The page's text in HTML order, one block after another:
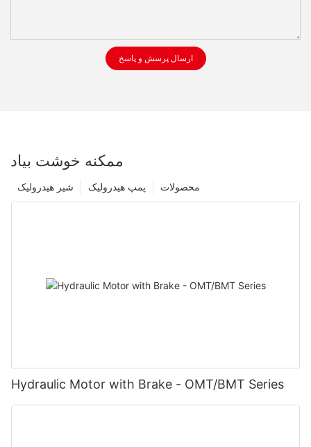
ارسال پرسش و پاسخ
ممکنه خوشت بیاد
محصولات پمپ هیدرولیک شیر هیدرولیک
Hydraulic Motor with Brake - OMT/BMT Series